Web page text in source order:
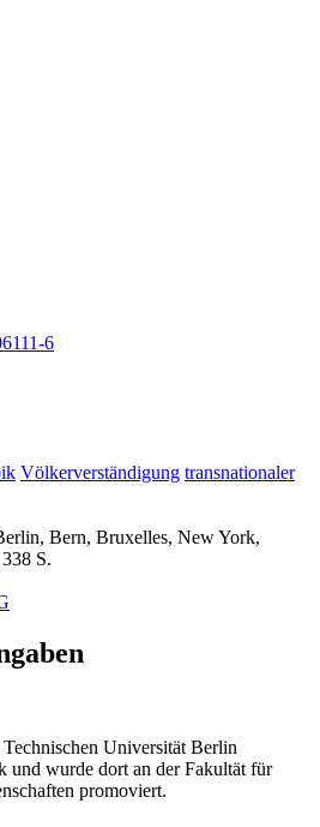
Bern, Bruxelles, New York,
S.
und wurde dort an der Fakultät für
promoviert.